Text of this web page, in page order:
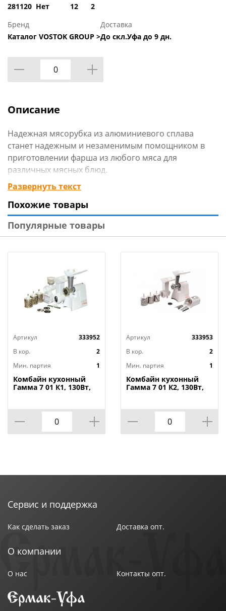
281120 Нет
12
2
Бренд
Каталог VOSTOK GROUP >
Доставка
До скл.Уфа до 9 дн.
Описание
Надежная мясорубка из алюминиевого сплава
станет надежным и незаменимым помощником в
приготовлении фарша из любого мяса для
различных мясных блюд.
Технические характеристики:
Тип товара : Мясорубка
Бренд : VETTA
Материал : Алюминий
Размер : 22,5х16,5 см
Вес в упаковке : 0,65 кг
Страна производства : Китай
Развернуть текст
Похожие товары
Популярные товары
Артикул
333952
В кор.
2
Мин. партия
1
Комбайн кухонный
Гамма 7 01 К1, 130Вт,
кофемолка
Артикул
333953
В кор.
2
Мин. партия
1
Комбайн кухонный
Гамма 7 01 К2, 130Вт,
соковыжималка
Сервис и поддержка
Как сделать заказ Доставка опт.
О компании
О нас Контакты опт.